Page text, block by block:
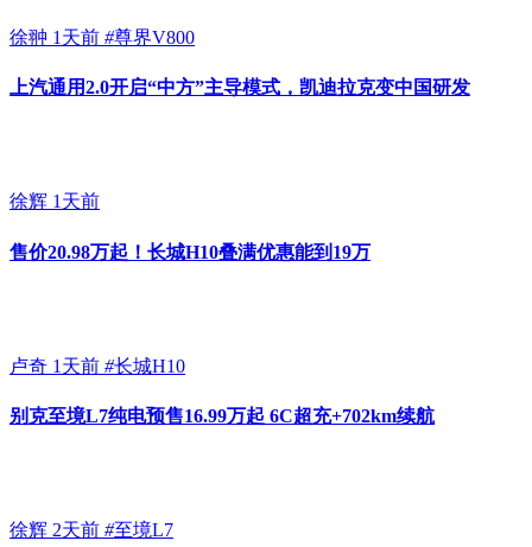
徐翀 1天前 #尊界V800
上汽通用2.0开启“中方”主导模式，凯迪拉克变中国研发
徐辉 1天前
售价20.98万起！长城H10叠满优惠能到19万
卢奇 1天前 #长城H10
别克至境L7纯电预售16.99万起 6C超充+702km续航
徐辉 2天前 #至境L7